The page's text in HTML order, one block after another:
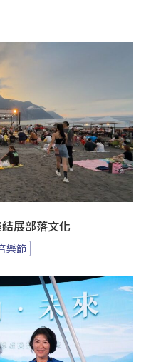
展部落文化
樂節